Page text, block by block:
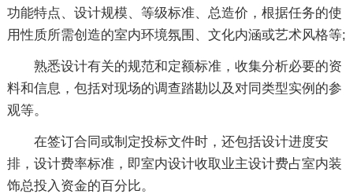
功能特点、设计规模、等级标准、总造价，根据任务的使
用性质所需创造的室内环境氛围、文化内涵或艺术风格等;
熟悉设计有关的规范和定额标准，收集分析必要的资
料和信息，包括对现场的调查踏勘以及对同类型实例的参
观等。
在签订合同或制定投标文件时，还包括设计进度安
排，设计费率标准，即室内设计收取业主设计费占室内装
饰总投入资金的百分比。